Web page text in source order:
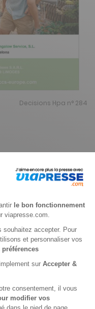
Decisions Hpa n° 284
-57%
+ 1 HS